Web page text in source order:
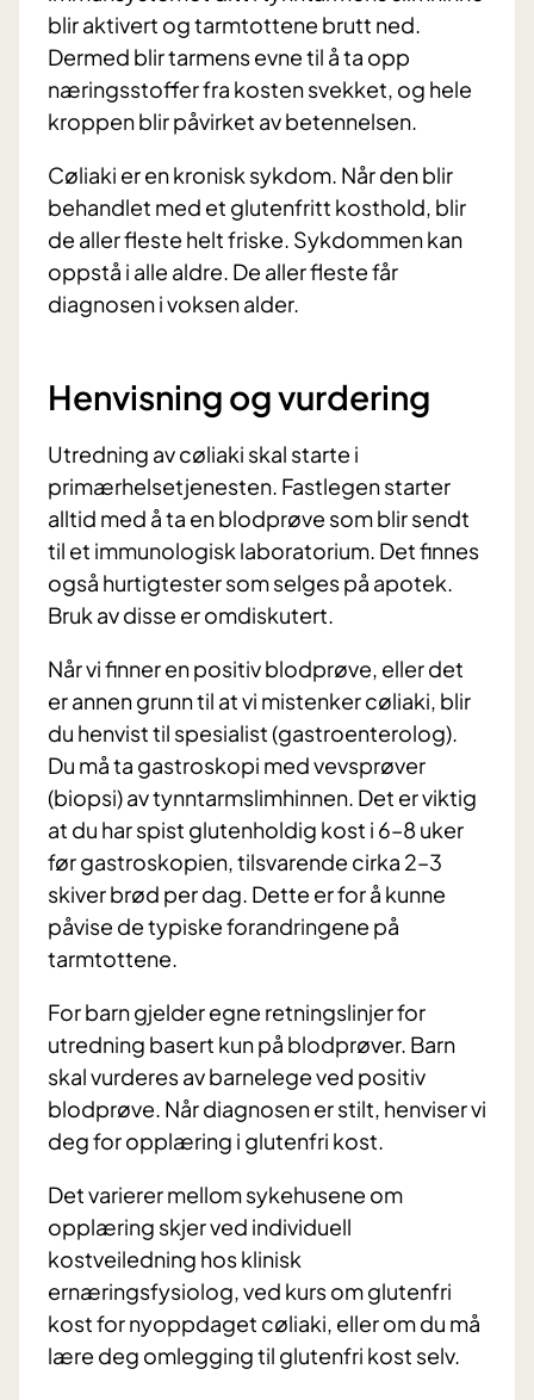
blir aktivert og tarmtottene brutt ned.
Dermed blir tarmens evne til å ta opp
næringsstoffer fra kosten svekket, og hele
kroppen blir påvirket av betennelsen.
Cøliaki er en kronisk sykdom. Når den blir
behandlet med et glutenfritt kosthold, blir
de aller fleste helt friske. Sykdommen kan
oppstå i alle aldre. De aller fleste får
diagnosen i voksen alder.
Henvisning og vurdering
Utredning av cøliaki skal starte i
primærhelsetjenesten. Fastlegen starter
alltid med å ta en blodprøve som blir sendt
til et immunologisk laboratorium. Det finnes
også hurtigtester som selges på apotek.
Bruk av disse er omdiskutert.
Når vi finner en positiv blodprøve, eller det
er annen grunn til at vi mistenker cøliaki, blir
du henvist til spesialist (gastroenterolog).
Du må ta gastroskopi med vevsprøver
(biopsi) av tynntarmslimhinnen. Det er viktig
at du har spist glutenholdig kost i 6–8 uker
før gastroskopien, tilsvarende cirka 2–3
skiver brød per dag. Dette er for å kunne
påvise de typiske forandringene på
tarmtottene.
For barn gjelder egne retningslinjer for
utredning basert kun på blodprøver. Barn
skal vurderes av barnelege ved positiv
blodprøve. Når diagnosen er stilt, henviser vi
deg for opplæring i glutenfri kost.
Det varierer mellom sykehusene om
opplæring skjer ved individuell
kostveiledning hos klinisk
ernæringsfysiolog, ved kurs om glutenfri
kost for nyoppdaget cøliaki, eller om du må
lære deg omlegging til glutenfri kost selv.